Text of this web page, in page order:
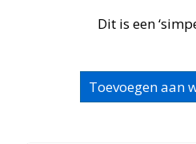
Dit is een
Toevoegen aan